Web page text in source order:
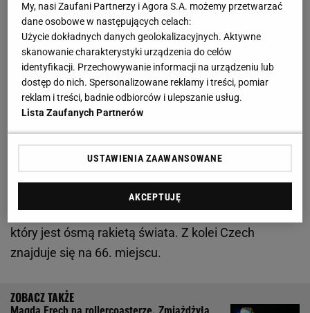
Zobacz wideoHubert Hurkacz zbliża się do perfekcji.
"Czołowa trójka na świecie"
Ekspresowy pierwszy set. Tenisiści serwowali jak
natchnieni, ale to Hurkacz był górą
Tego dnia Hurkacz rozegrał spotkanie
ćwierćfinałowe, a jego rywalem był Tomas Machac.
Jak dotąd obaj panowie nie mieli okazji rywalizować
ze sobą, ale mimo to faworyt starcia był jeden, na co
wskazywał m.in. ranking ATP. To rzecz jasna Polak,
który jest ósmą rakietą świata. Z kolei Czech
znajduje się na 66. miejscu.
My, nasi Zaufani Partnerzy i Agora S.A. możemy przetwarzać
dane osobowe w następujących celach:
Użycie dokładnych danych geolokalizacyjnych. Aktywne
skanowanie charakterystyki urządzenia do celów
identyfikacji. Przechowywanie informacji na urządzeniu lub
dostęp do nich. Spersonalizowane reklamy i treści, pomiar
reklam i treści, badnie odbiorców i ulepszanie usług.
Lista Zaufanych Partnerów
USTAWIENIA ZAAWANSOWANE
AKCEPTUJĘ